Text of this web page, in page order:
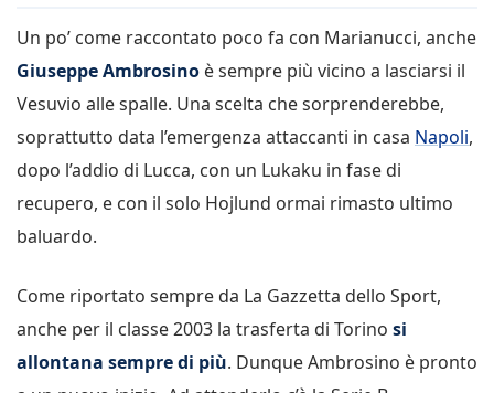
Un po’ come raccontato poco fa con Marianucci, anche
Giuseppe Ambrosino è sempre più vicino a lasciarsi il
Vesuvio alle spalle. Una scelta che sorprenderebbe,
soprattutto data l’emergenza attaccanti in casa Napoli,
dopo l’addio di Lucca, con un Lukaku in fase di
recupero, e con il solo Hojlund ormai rimasto ultimo
baluardo.
Come riportato sempre da La Gazzetta dello Sport,
anche per il classe 2003 la trasferta di Torino si
allontana sempre di più. Dunque Ambrosino è pronto